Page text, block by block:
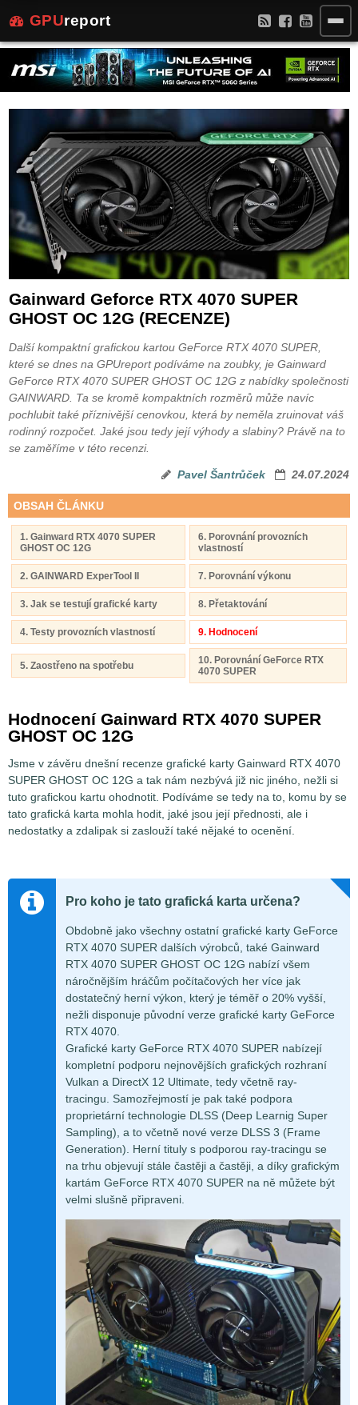
GPUreport
Gainward Geforce RTX 4070 SUPER
GHOST OC 12G (RECENZE)
Další kompaktní grafickou kartou GeForce RTX 4070 SUPER,
které se dnes na GPUreport podíváme na zoubky, je Gainward
GeForce RTX 4070 SUPER GHOST OC 12G z nabídky společnosti
GAINWARD. Ta se kromě kompaktních rozměrů může navíc
pochlubit také příznivější cenovkou, která by neměla zruinovat váš
rodinný rozpočet. Jaké jsou tedy její výhody a slabiny? Právě na to
se zaměříme v této recenzi.
Pavel Šantrůček 24.07.2024
OBSAH ČLÁNKU
1. Gainward RTX 4070 SUPER
GHOST OC 12G
6. Porovnání provozních
vlastností
2. GAINWARD ExperTool II 7. Porovnání výkonu
3. Jak se testují grafické karty 8. Přetaktování
4. Testy provozních vlastností 9. Hodnocení
5. Zaostřeno na spotřebu
10. Porovnání GeForce RTX
4070 SUPER
Hodnocení Gainward RTX 4070 SUPER
GHOST OC 12G
Jsme v závěru dnešní recenze grafické karty Gainward RTX 4070
SUPER GHOST OC 12G a tak nám nezbývá již nic jiného, nežli si
tuto grafickou kartu ohodnotit. Podíváme se tedy na to, komu by se
tato grafická karta mohla hodit, jaké jsou její přednosti, ale i
nedostatky a zdalipak si zaslouží také nějaké to ocenění.
Pro koho je tato grafická karta určena?
Obdobně jako všechny ostatní grafické karty GeForce
RTX 4070 SUPER dalších výrobců, také Gainward
RTX 4070 SUPER GHOST OC 12G nabízí všem
náročnějším hráčům počítačových her více jak
dostatečný herní výkon, který je téměř o 20% vyšší,
nežli disponuje původní verze grafické karty GeForce
RTX 4070.
Grafické karty GeForce RTX 4070 SUPER nabízejí
kompletní podporu nejnovějších grafických rozhraní
Vulkan a DirectX 12 Ultimate, tedy včetně ray-
tracingu. Samozřejmostí je pak také podpora
proprietární technologie DLSS (Deep Learnig Super
Sampling), a to včetně nové verze DLSS 3 (Frame
Generation). Herní tituly s podporou ray-tracingu se
na trhu objevují stále častěji a častěji, a díky grafickým
kartám GeForce RTX 4070 SUPER na ně můžete být
velmi slušně připraveni.